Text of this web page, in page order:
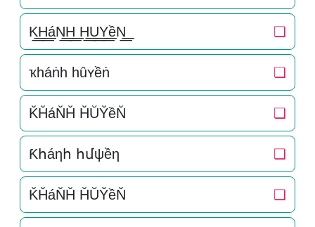
K͟͟H͟͟áN͟͟H͟͟ H͟͟U͟͟Y͟͟ềN͟͟ ❏
ҡһáṅһ һȗʏềṅ ❏
K̆H̆áN̆H̆ H̆ŬY̆ềN̆ ❏
Ƙհáηհ հմψềη ❏
K̆H̆áN̆H̆ H̆ŬY̆ềN̆ ❏